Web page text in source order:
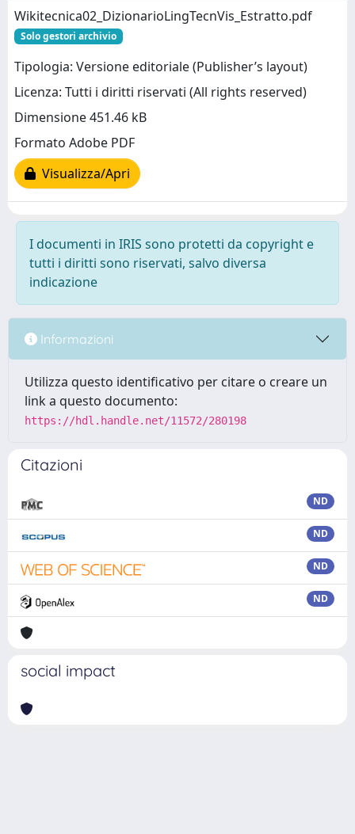
Wikitecnica02_DizionarioLingTecnVis_Estratto.pdf
Solo gestori archivio
Tipologia: Versione editoriale (Publisher’s layout)
Licenza: Tutti i diritti riservati (All rights reserved)
Dimensione 451.46 kB
Formato Adobe PDF
Visualizza/Apri
I documenti in IRIS sono protetti da copyright e
tutti i diritti sono riservati, salvo diversa
indicazione
Informazioni
Utilizza questo identificativo per citare o creare un
link a questo documento:
https://hdl.handle.net/11572/280198
Citazioni
ND
ND
ND
ND
social impact